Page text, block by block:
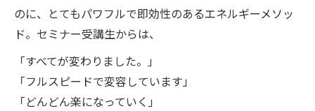
のに、とてもパワフルで即効性のあるエネルギーメソッ
ド。セミナー受講生からは、
「すべてが変わりました。」
「フルスピードで変容しています」
「どんどん楽になっていく」